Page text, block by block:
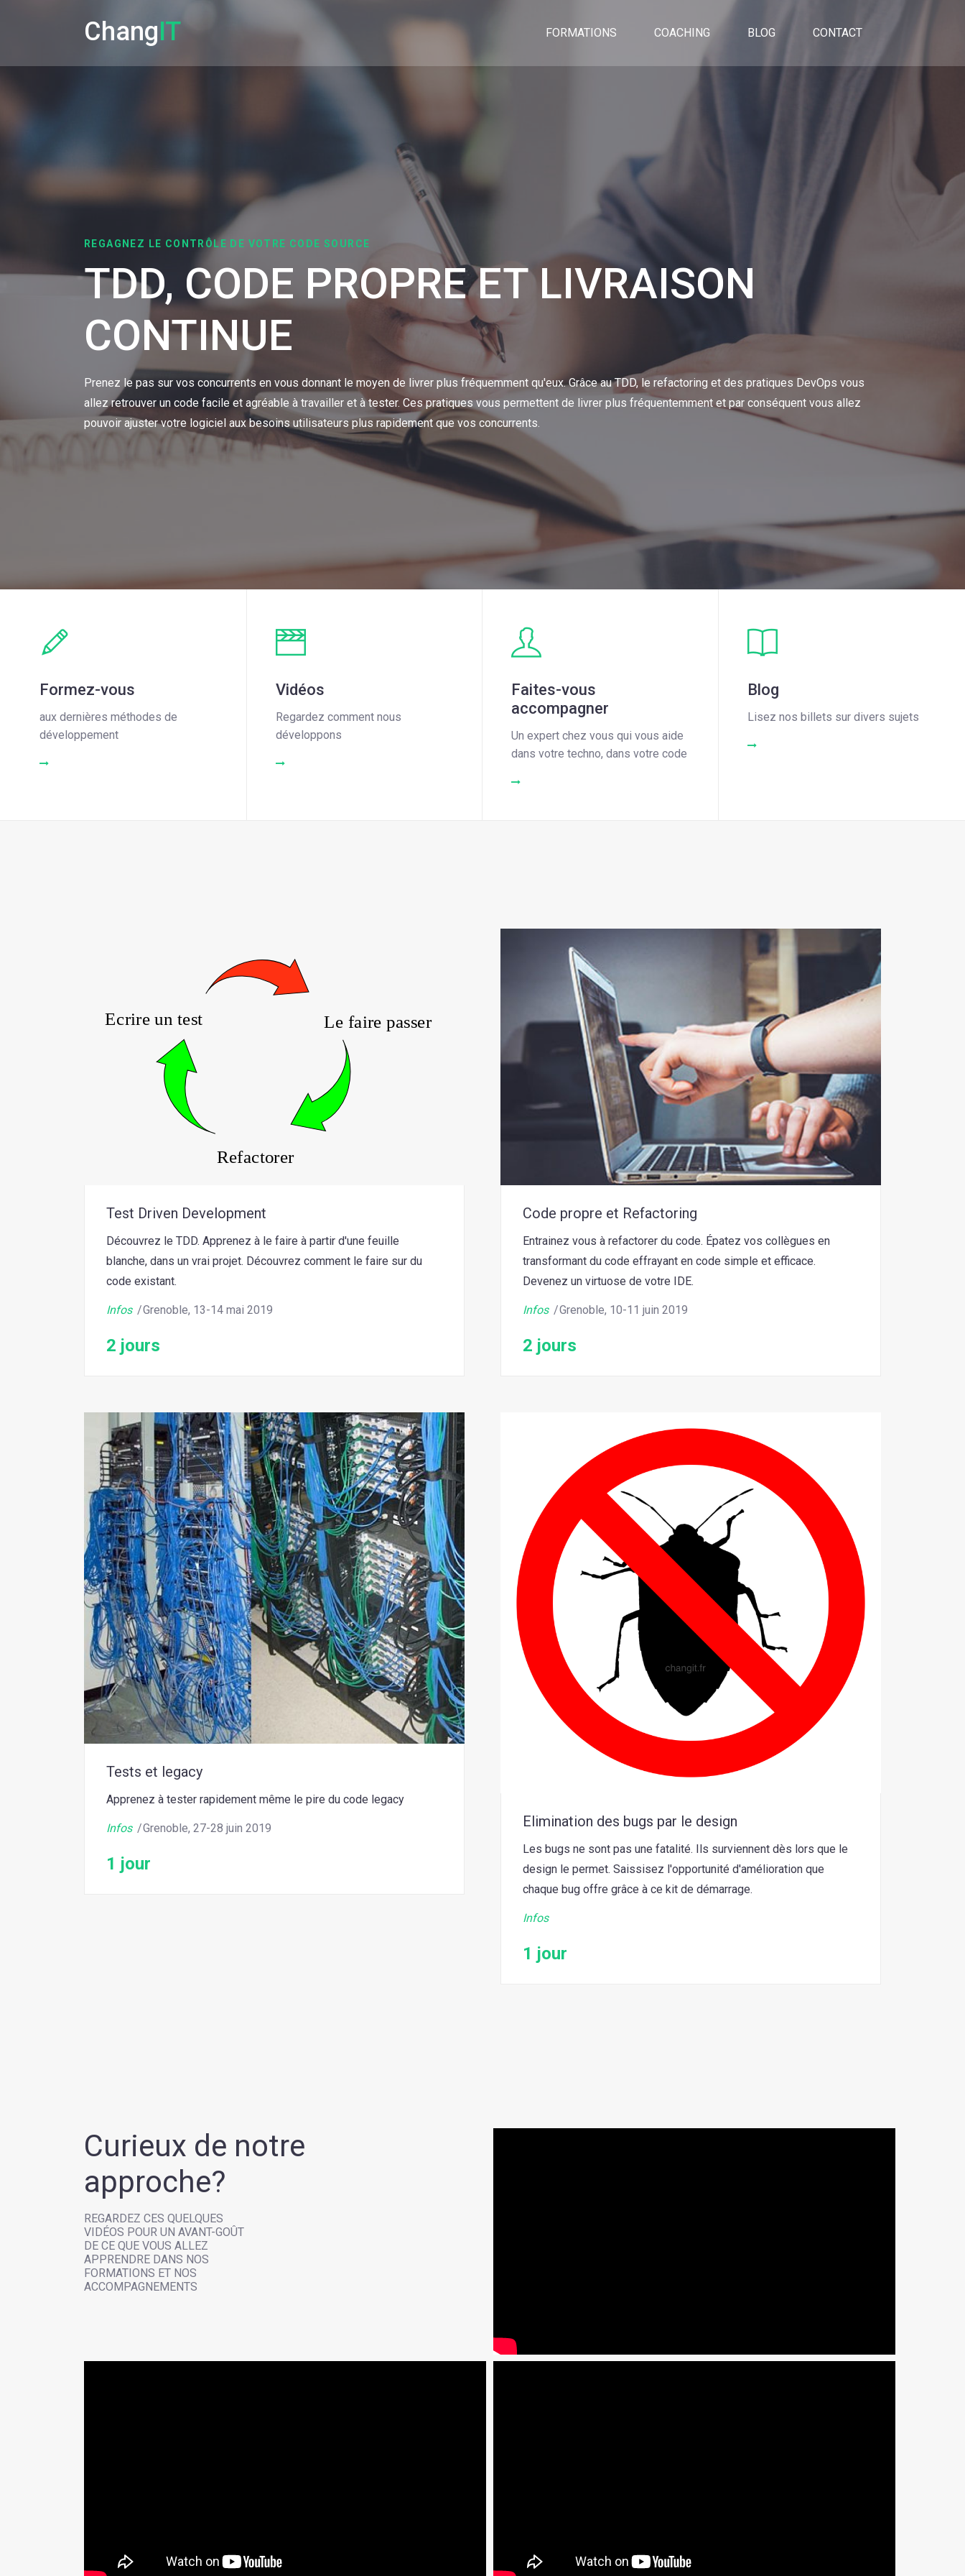
ChangIT FORMATIONS COACHING BLOG CONTACT
REGAGNEZ LE CONTRÔLE DE VOTRE CODE SOURCE
TDD, CODE PROPRE ET LIVRAISON
CONTINUE
Prenez le pas sur vos concurrents en vous donnant le moyen de livrer plus fréquemment qu'eux. Grâce au TDD, le refactoring et des pratiques DevOps vous
allez retrouver un code facile et agréable à travailler et à tester. Ces pratiques vous permettent de livrer plus fréquentemment et par conséquent vous allez
pouvoir ajuster votre logiciel aux besoins utilisateurs plus rapidement que vos concurrents.
Formez-vous
aux dernières méthodes de
développement
READ MORE
Vidéos
Regardez comment nous
développons
READ MORE
Faites-vous
accompagner
Un expert chez vous qui vous aide
dans votre techno, dans votre code
DEMANDE D'INFORMATION
Blog
Lisez nos billets sur divers sujets
READ MORE
Test Driven Development
Découvrez le TDD. Apprenez à le faire à partir d'une feuille
blanche, dans un vrai projet. Découvrez comment le faire sur du
code existant.
Infos Grenoble, 13-14 mai 2019
2 jours
Code propre et Refactoring
Entrainez vous à refactorer du code. Épatez vos collègues en
transformant du code effrayant en code simple et efficace.
Devenez un virtuose de votre IDE.
Infos Grenoble, 10-11 juin 2019
2 jours
Tests et legacy
Apprenez à tester rapidement même le pire du code legacy
Infos Grenoble, 27-28 juin 2019
1 jour
Elimination des bugs par le design
Les bugs ne sont pas une fatalité. Ils surviennent dès lors que le
design le permet. Saissisez l'opportunité d'amélioration que
chaque bug offre grâce à ce kit de démarrage.
Infos
1 jour
Curieux de notre
approche?
REGARDEZ CES QUELQUES
VIDÉOS POUR UN AVANT-GOÛT
DE CE QUE VOUS ALLEZ
APPRENDRE DANS NOS
FORMATIONS ET NOS
ACCOMPAGNEMENTS